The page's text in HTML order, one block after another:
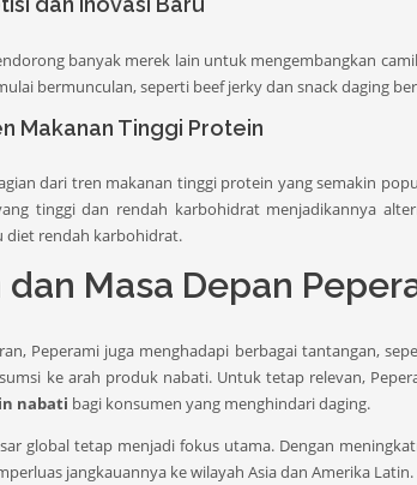
banyak merek lain untuk mengembangkan
bermunculan, seperti beef jerky dan snack daging
Makanan Tinggi Protein
dari tren makanan tinggi protein yang semakin
tinggi dan rendah karbohidrat menjadikannya
diet rendah karbohidrat.
Masa Depan
Peperami juga menghadapi berbagai tantangan,
ke arah produk nabati. Untuk tetap relevan,
nabati bagi konsumen yang menghindari daging.
global tetap menjadi fokus utama. Dengan
jangkauannya ke wilayah Asia dan Amerika Latin.